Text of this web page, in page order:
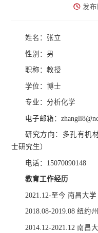
发
姓名：张立
性别：男
职称：教授
学位：博士
专业：分析化学
电子邮箱：
研究方向：多孔有机
士研究生）
电话：15070090148
教育工作经历
2021.12-至今 南昌大学
2018.08-2019.08 纽约
2014.12-2021.12 南昌